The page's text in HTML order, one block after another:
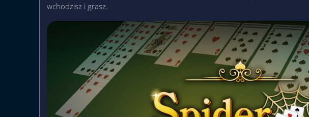
wchodzisz i grasz.